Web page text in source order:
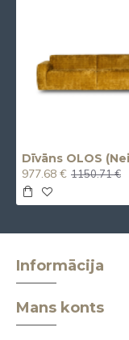
977.68 € 1150.71 €
Informācija
Mans konts